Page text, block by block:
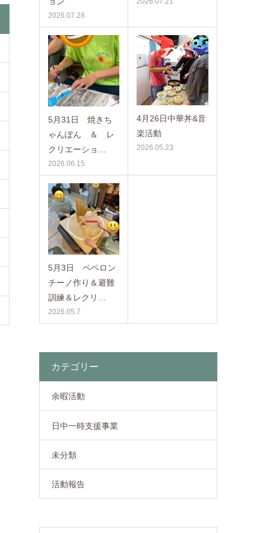
2026.07.28
5月31日 焼きち
ゃんぽん ＆ レ
クリエーショ…
2026.06.15
4月26日中華丼&音
楽活動
2026.05.23
5月3日 ペペロン
チーノ作り＆避難
訓練＆レクリ…
2026.05.7
カテゴリー
余暇活動
日中一時支援事業
未分類
活動報告